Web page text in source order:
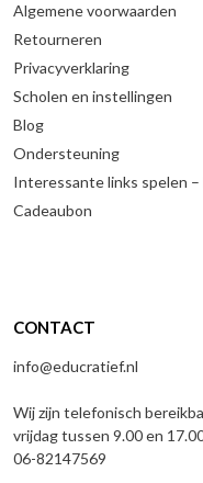
Algemene voorwaarden
Retourneren
Privacyverklaring
Scholen en instellingen
Blog
Ondersteuning
Interessante links spelen
Cadeaubon
CONTACT
info@educratief.nl
Wij zijn telefonisch
vrijdag tussen 9.00 en
06-82147569